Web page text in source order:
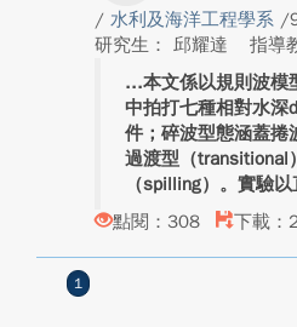
/ 水利及海洋工程學系 /
研究生： 邱耀達
指導
本文係以規則波模
中拍打七種相對水
件；碎波型態涵蓋捲
過渡型（transitional
（spilling）。實驗
點閱：308
下載：
1